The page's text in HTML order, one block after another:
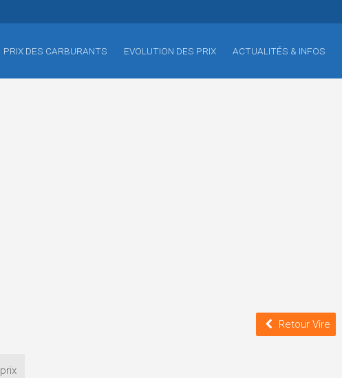
PRIX DES CARBURANTS EVOLUTION DES PRIX ACTUALITÉS & INFOS
Retour Vire
prix